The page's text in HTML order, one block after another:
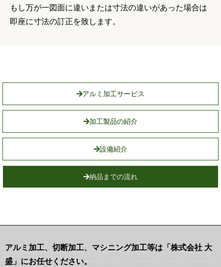
もし万が一図面に違いまたは寸法の違いがあった場合は
即座に寸法の訂正を致します。
アルミ加工サービス
加工製品の紹介
設備紹介
納品までの流れ
アルミ加工、切断加工、マシニング加工等は「株式会社 大
盛」にお任せください。